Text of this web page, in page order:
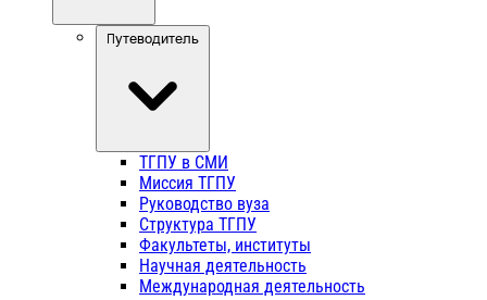
Путеводитель
ТГПУ в СМИ
Миссия ТГПУ
Руководство вуза
Структура ТГПУ
Факультеты, институты
Научная деятельность
Международная деятельность